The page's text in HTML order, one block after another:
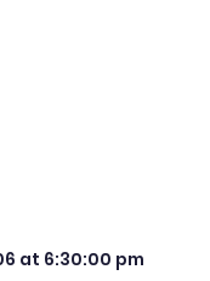
at 6:30:00 pm